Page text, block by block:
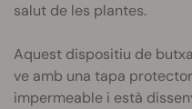
salut de les plantes.
Aquest dispositiu de
ve amb una tapa
impermeable i està